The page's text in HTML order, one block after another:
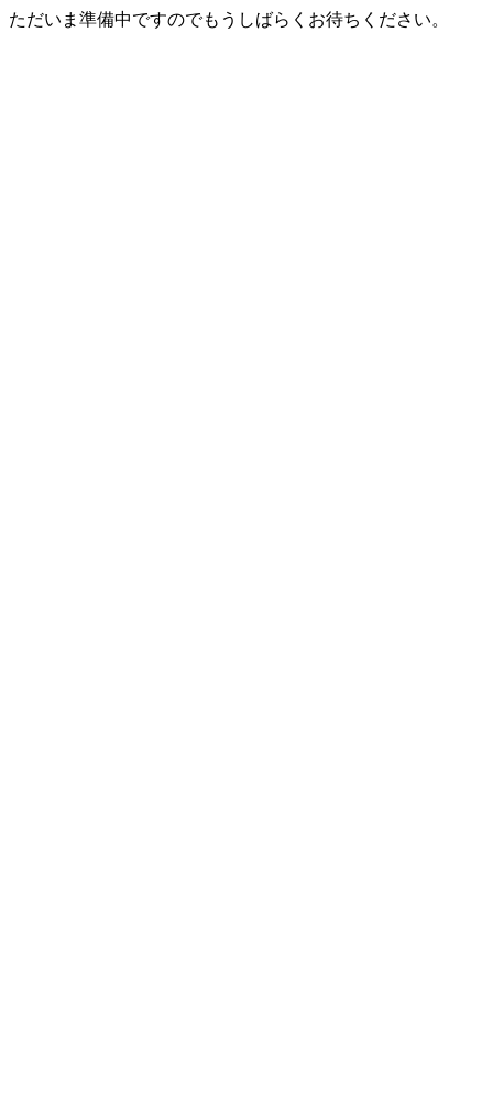
ただいま準備中ですのでもうしばらくお待ちください。